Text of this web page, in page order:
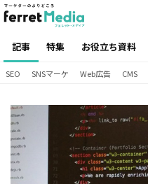
記事 特集 お役立ち資料
SEO SNSマーケ Web広告 CMS